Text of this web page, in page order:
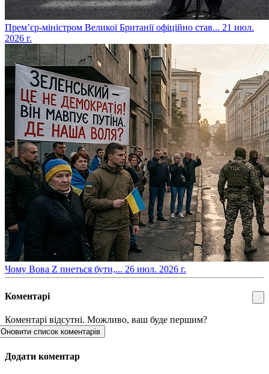
​Прем’єр-міністром Великої Британії офіційно став... 21 июл.
2026 г.
​Чому Вова Z пнеться бути,... 26 июл. 2026 г.
Коментарі
Коментарі відсутні. Можливо, ваш буде першим?
Оновити список коментарів
Додати коментар